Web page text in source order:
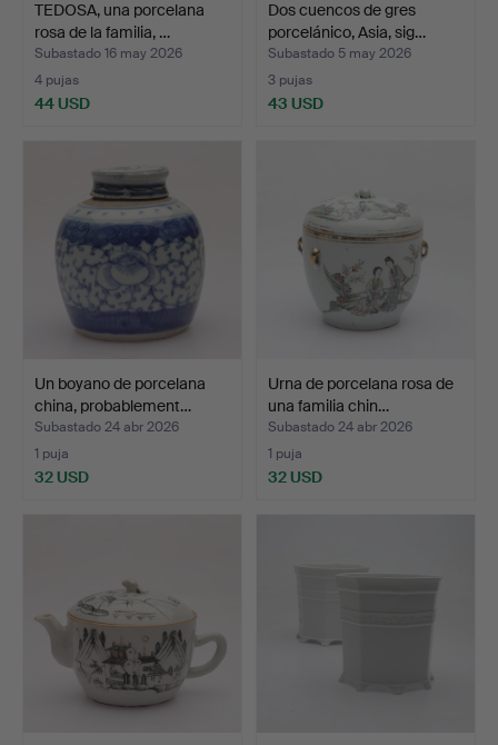
TEDOSA, una porcelana
rosa de la familia, …
Subastado 16 may 2026
4 pujas
44 USD
Dos cuencos de gres
porcelánico, Asia, sig…
Subastado 5 may 2026
3 pujas
43 USD
Un boyano de porcelana
china, probablement…
Subastado 24 abr 2026
1 puja
32 USD
Urna de porcelana rosa de
una familia chin…
Subastado 24 abr 2026
1 puja
32 USD